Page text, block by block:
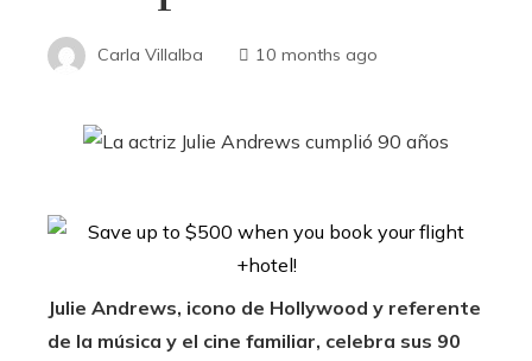
Carla Villalba 10 months ago
Julie Andrews, icono de Hollywood y referente
de la música y el cine familiar, celebra sus 90